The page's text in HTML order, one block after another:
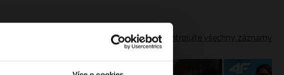
Zkontrolujte všechny záznamy